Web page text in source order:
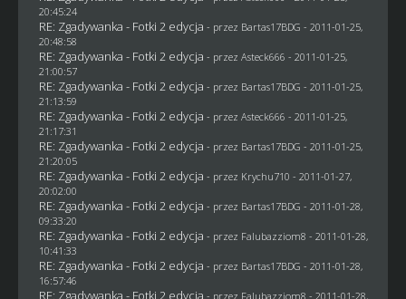
20:45:24
RE: Zgadywanka - Fotki 2 edycja - przez Bartas17BDG - 2011-01-25,
20:48:58
RE: Zgadywanka - Fotki 2 edycja - przez Asteck666 - 2011-01-25,
21:00:57
RE: Zgadywanka - Fotki 2 edycja - przez Bartas17BDG - 2011-01-25,
21:13:59
RE: Zgadywanka - Fotki 2 edycja - przez Asteck666 - 2011-01-25,
21:17:31
RE: Zgadywanka - Fotki 2 edycja - przez Bartas17BDG - 2011-01-25,
21:20:05
RE: Zgadywanka - Fotki 2 edycja - przez Krychu710 - 2011-01-27,
20:02:00
RE: Zgadywanka - Fotki 2 edycja - przez Bartas17BDG - 2011-01-28,
09:33:20
RE: Zgadywanka - Fotki 2 edycja - przez Falubazziom8 - 2011-01-28,
10:41:33
RE: Zgadywanka - Fotki 2 edycja - przez Bartas17BDG - 2011-01-28,
16:57:46
RE: Zgadywanka - Fotki 2 edycja - przez Falubazziom8 - 2011-01-28,